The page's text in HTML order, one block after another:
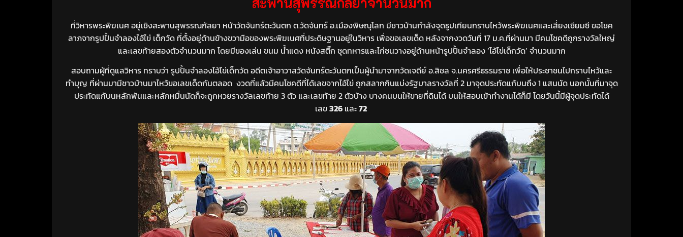
ที่วิหารพระพิฆเนศ อยู่เชิงสะพานสุพรรณกัลยา หน้าวัดจันทร์ตะวันตก ต.วัดจันทร์ อ.เมืองพิษณุโลก มีชาวบ้านกำลังจุดธูปเทียนกราบไหว้พระพิฆเนศและเสี่ยงเซียมซี ขอโชค
ลาภจากรูปปั้นจำลองไอ้ไข่ เด็กวัด ที่ตั้งอยู่ด้านข้างขวามือของพระพิฆเนศที่ประดิษฐานอยู่ในวิหาร เพื่อขอเลขเด็ด หลังจากงวดวันที่ 17 ม.ค.ที่ผ่านมา มีคนโชคดีถูกรางวัลใหญ่
และเลขท้ายสองตัวจำนวนมาก โดยมีของเล่น ขนม น้ำแดง หนังสติ๊ก ชุดทหารและไก่ชนวางอยู่ด้านหน้ารูปปั้นจำลอง ‘ไอ้ไข่เด็กวัด’ จำนวนมาก
สอบถามผู้ที่ดูแลวิหาร ทราบว่า รูปปั้นจำลองไอ้ไข่เด็กวัด อดีตเจ้าอาวาสวัดจันทร์ตะวันตกเป็นผู้นำมาจากวัดเจดีย์ อ.สิชล จ.นครศรีธรรมราช เพื่อให้ประชาชนไปกราบไหว้และ
ทำบุญ ที่ผ่านมามีชาวบ้านมาไหว้ขอเลขเด็ดกันตลอด งวดที่แล้วมีคนโชคดีที่ได้เลขจากไอ้ไข่ ถูกสลากกินแบ่งรัฐบาลรางวัลที่ 2 มาจุดประทัดแก้บนถึง 1 แสนนัด นอกนั้นที่มาจุด
ประทัดแก้บนหลักพันและหลักหมื่นนัดก็จะถูกหวยรางวัลเลขท้าย 3 ตัว และเลขท้าย 2 ตัวบ้าง บางคนบนให้ขายที่ดินได้ บนให้สอบเข้าทำงานได้ก็มี โดยวันนี้มีผู้จุดประทัดได้
เลข326และ72